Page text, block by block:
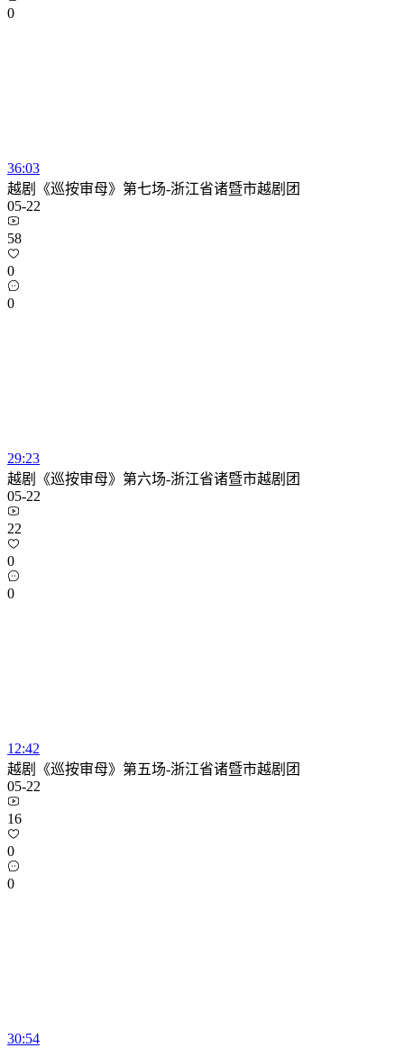
0
36:03
越剧《巡按审母》第七场-浙江省诸暨市越剧团
05-22
58
0
0
29:23
越剧《巡按审母》第六场-浙江省诸暨市越剧团
05-22
22
0
0
12:42
越剧《巡按审母》第五场-浙江省诸暨市越剧团
05-22
16
0
0
30:54